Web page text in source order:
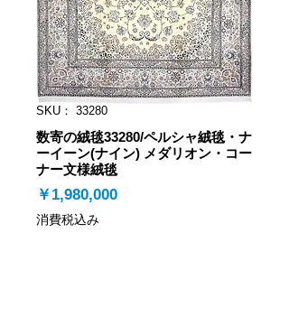
SKU： 33280
数寄の絨毯33280/ペルシャ絨毯・ナ
ーイーン(ナイン) メダリオン・コー
ナー文様絨毯
￥1,980,000価
消費税込み